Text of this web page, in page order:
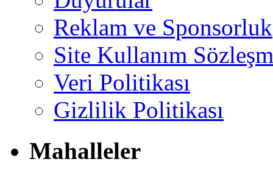
Reklam ve Sponsorluk
Site Kullanım
Veri Politikası
Gizlilik Politikası
Mahalleler